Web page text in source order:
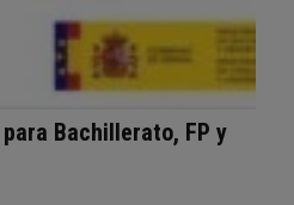
para Bachillerato, FP y